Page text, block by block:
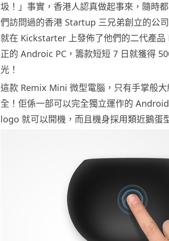
圾！」事實，香港人認真做起事來，隨時
們訪問過的香港 Startup 三兄弟創立的公
就在 Kickstarter 上發佈了他們的二代產
正的 Androic PC，籌款短短 7 日就獲得
光！
這款 Remix Mini 微型電腦，只有手掌般
全！佢係一部可以完全獨立運作的
logo 就可以開機，而且機身採用類近鵝蛋